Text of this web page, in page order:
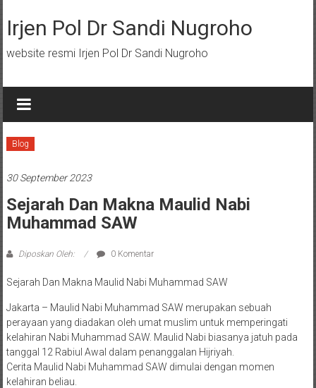
ke
konten
Irjen Pol Dr Sandi Nugroho
website resmi Irjen Pol Dr Sandi Nugroho
Blog
30 September 2023
Sejarah Dan Makna Maulid Nabi
Muhammad SAW
Diposkan Oleh: 0 Komentar
Sejarah Dan Makna Maulid Nabi Muhammad SAW
Jakarta – Maulid Nabi Muhammad SAW merupakan sebuah
perayaan yang diadakan oleh umat muslim untuk memperingati
kelahiran Nabi Muhammad SAW. Maulid Nabi biasanya jatuh pada
tanggal 12 Rabiul Awal dalam penanggalan Hijriyah.
Cerita Maulid Nabi Muhammad SAW dimulai dengan momen
kelahiran beliau.